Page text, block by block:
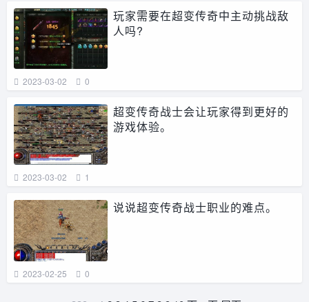
玩家需要在超变传奇中主动挑战敌
人吗?
2023-03-02 0
超变传奇战士会让玩家得到更好的
游戏体验。
2023-03-02 1
说说超变传奇战士职业的难点。
2023-02-25 0